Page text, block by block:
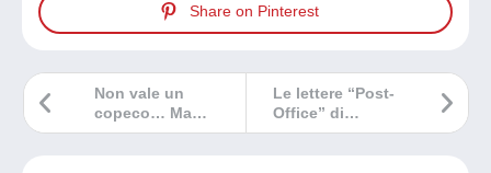
Share on Pinterest
Le lettere “Post-
Office” di
Mauritius
Non vale un
copeco… Ma
quanto vale un